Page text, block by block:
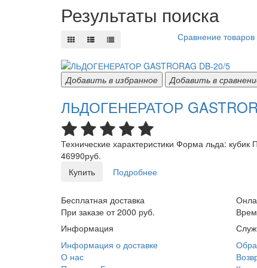
Результаты поиска
Сравнение товаров
Добавить в избранное Добавить в
ЛЬДОГЕНЕРАТОР
Технические характеристики Форма льда:
46990руб.
Купить
Подробнее
Бесплатная доставка
При заказе от 2000 руб.
Информация
Информация о доставке
О нас